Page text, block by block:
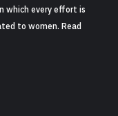
इस बार वही
पंपों का जल-
ने व्यवस्था को